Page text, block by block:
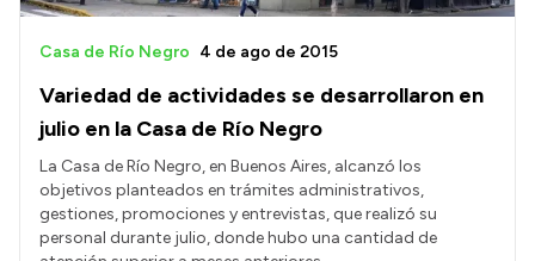
Variedad de actividades se desarrollaron en
julio en la Casa de Río Negro
Casa de Río Negro 4 de ago de 2015
La Casa de Río Negro, en Buenos Aires, alcanzó los
objetivos planteados en trámites administrativos,
gestiones, promociones y entrevistas, que realizó su
personal durante julio, donde hubo una cantidad de